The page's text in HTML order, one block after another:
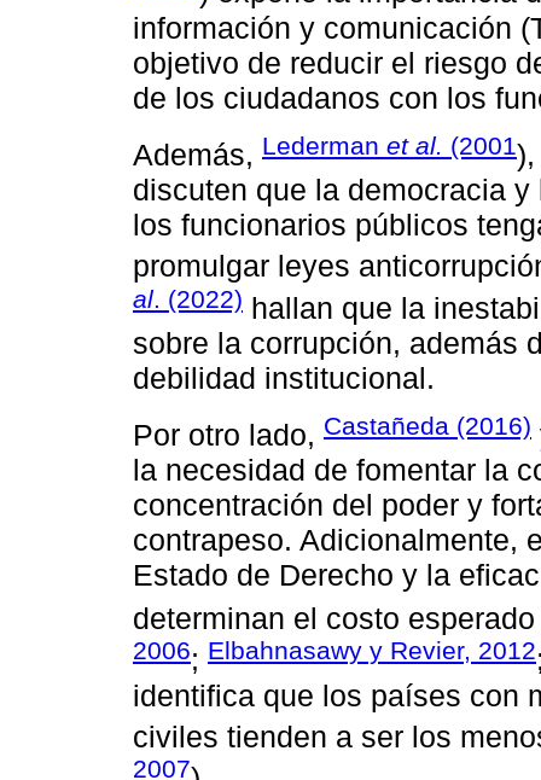
información y comunicación
objetivo de reducir el riesgo
de los ciudadanos con los
Además, Lederman et al. (2001
discuten que la democracia
los funcionarios públicos
promulgar leyes
al . (2022) hallan que la
sobre la corrupción, además
debilidad institucional.
Por otro lado, Castañeda (2016)
la necesidad de fomentar la
concentración del poder y
contrapeso. Adicionalmente,
Estado de Derecho y la
determinan el costo
2006; Elbahnasawy y Revier, 2012
identifica que los países con
civiles tienden a ser los
2007